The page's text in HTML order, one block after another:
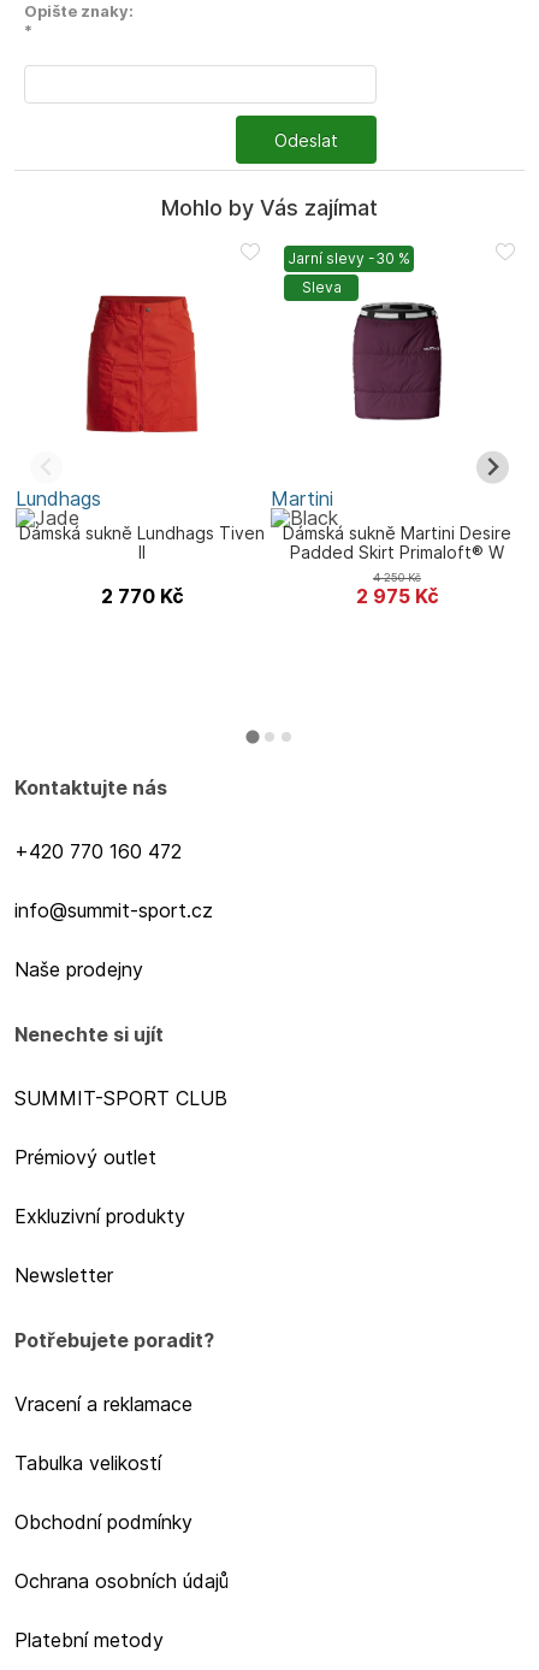
Opište znaky:
*
Odeslat
Mohlo by Vás zajímat
Lundhags
Dámská sukně Lundhags Tiven
II
2 770 Kč
Jarní slevy -30 %
Sleva
Martini
Dámská sukně Martini Desire
Padded Skirt Primaloft® W
2 975 Kč
4 250Kč
Kontaktujte nás
+420 770 160 472
info@summit-sport.cz
Naše prodejny
Nenechte si ujít
SUMMIT-SPORT CLUB
Prémiový outlet
Exkluzivní produkty
Newsletter
Potřebujete poradit?
Vracení a reklamace
Tabulka velikostí
Obchodní podmínky
Ochrana osobních údajů
Platební metody